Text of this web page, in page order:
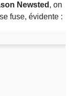
Newsted , on
fuse, évidente :